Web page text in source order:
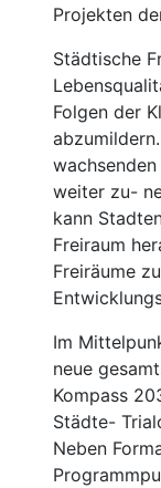
Projekten
Städtische
Folgen der
weiter zu-
kann
Freiraum
Freiräume
Im
neue
Kompass
Städte-
Neben